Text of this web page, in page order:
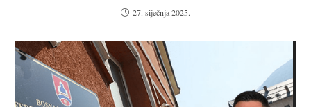
27. siječnja 2025.